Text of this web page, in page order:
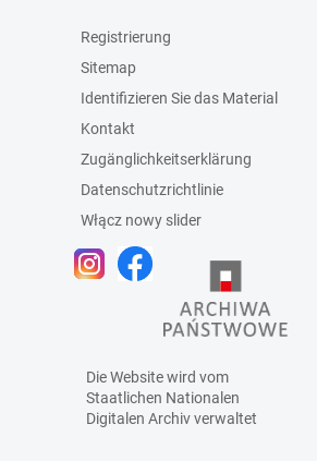
Registrierung
Sitemap
Identifizieren Sie das Material
Kontakt
Zugänglichkeitserklärung
Datenschutzrichtlinie
Włącz nowy slider
Die Website wird vom
Staatlichen Nationalen
Digitalen Archivverwaltet